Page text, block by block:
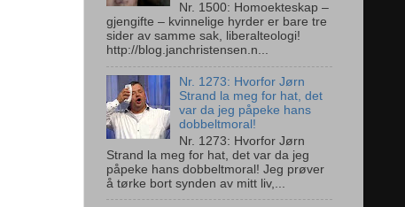
Nr. 1500: Homoekteskap –
gjengifte – kvinnelige hyrder er bare tre
sider av samme sak, liberalteologi!
http://blog.janchristensen.n...
Nr. 1273: Hvorfor Jørn
Strand la meg for hat, det
var da jeg påpeke hans
dobbeltmoral!
Nr. 1273: Hvorfor Jørn
Strand la meg for hat, det var da jeg
påpeke hans dobbeltmoral! Jeg prøver
å tørke bort synden av mitt liv,...